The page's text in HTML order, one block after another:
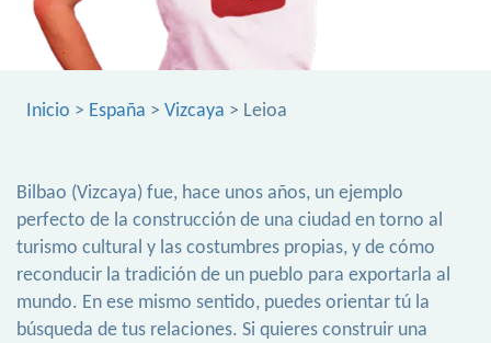
Inicio > España > Vizcaya > Leioa
Bilbao (Vizcaya) fue, hace unos años, un ejemplo
perfecto de la construcción de una ciudad en torno al
turismo cultural y las costumbres propias, y de cómo
reconducir la tradición de un pueblo para exportarla al
mundo. En ese mismo sentido, puedes orientar tú la
búsqueda de tus relaciones. Si quieres construir una